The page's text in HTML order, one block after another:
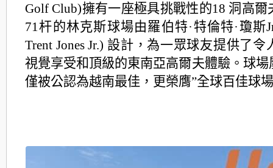
Golf Club)擁有一座極具挑戰性的18 洞高爾
71杆的林克斯球場由羅伯特·特倫特·瓊斯
Trent Jones Jr.) 設計，為一眾球友提供了令
視覺享受和頂級的東南亞高爾夫體驗。球場
僅被公認為越南最佳，更榮膺”全球百佳球